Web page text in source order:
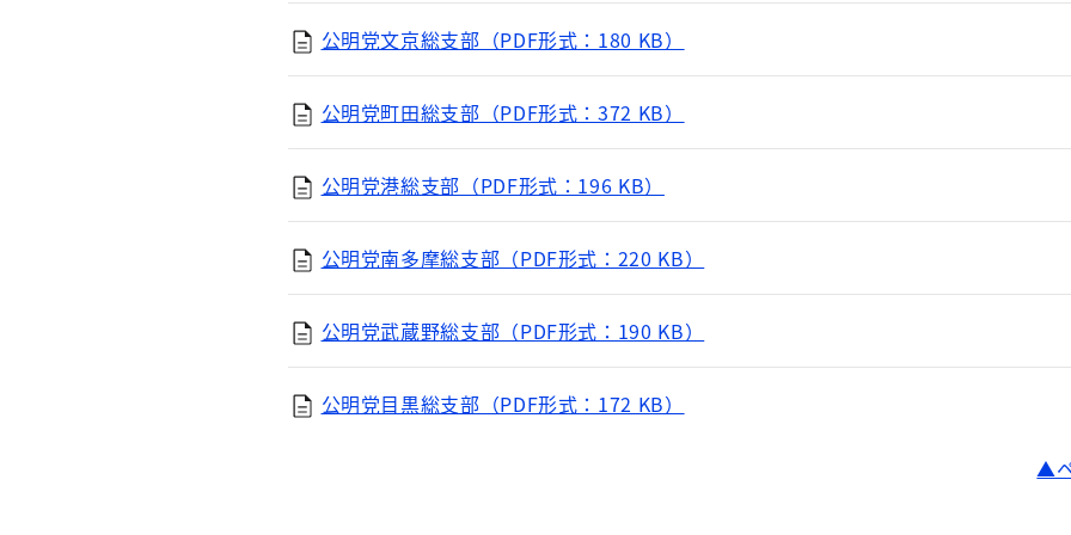
公明党文京総支部（PDF形式：180 KB）
公明党町田総支部（PDF形式：372 KB）
公明党港総支部（PDF形式：196 KB）
公明党南多摩総支部（PDF形式：220 KB）
公明党武蔵野総支部（PDF形式：190 KB）
公明党目黒総支部（PDF形式：172 KB）